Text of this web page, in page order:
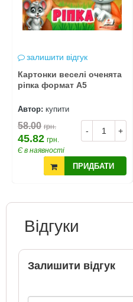
залишити відгук
Картонки веселі оченята
ріпка формат А5
Автор: купити
- +
58.00 грн.
45.82 грн.
Є в наявності
ПРИДБАТИ
Відгуки
Залишити відгук